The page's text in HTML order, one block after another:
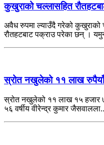
कुखुराको चल्लासहित
अवैध रुपमा ल्याउँदै गरेको कुखुराको
रौतहटबाट पक्राउ परेका छन् ।
स्रोत नखुलेको ११ लाख रुपैयाँ
स्रोत नखुलेको ११ लाख १५ हजार
५६ वर्षीय वीरेन्द्र कुमार